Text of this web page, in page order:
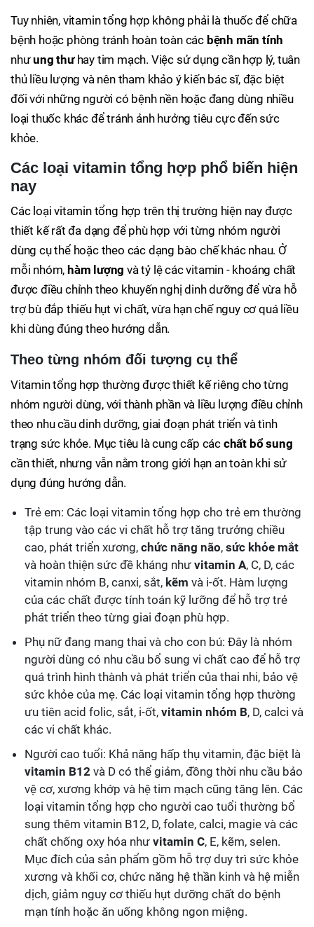
Tuy nhiên, vitamin tổng hợp không phải là thuốc để chữa
bệnh hoặc phòng tránh hoàn toàn các bệnh mãn tính
nhưung thưhay tim mạch. Việc sử dụng cần hợp lý, tuân
thủ liều lượng và nên tham khảo ý kiến bác sĩ, đặc biệt
đối với những người có bệnh nền hoặc đang dùng nhiều
loại thuốc khác để tránh ảnh hưởng tiêu cực đến sức
khỏe.
Các loại vitamin tổng hợp phổ biến hiện
nay
Các loại vitamin tổng hợp trên thị trường hiện nay được
thiết kế rất đa dạng để phù hợp với từng nhóm người
dùng cụ thể hoặc theo các dạng bào chế khác nhau. Ở
mỗi nhóm, hàm lượng và tỷ lệ các vitamin - khoáng chất
được điều chỉnh theo khuyến nghị dinh dưỡng để vừa hỗ
trợ bù đắp thiếu hụt vi chất, vừa hạn chế nguy cơ quá liều
khi dùng đúng theo hướng dẫn.
Theo từng nhóm đối tượng cụ thể
Vitamin tổng hợp thường được thiết kế riêng cho từng
nhóm người dùng, với thành phần và liều lượng điều chỉnh
theo nhu cầu dinh dưỡng, giai đoạn phát triển và tình
trạng sức khỏe. Mục tiêu là cung cấp các chất bổ sung
cần thiết, nhưng vẫn nằm trong giới hạn an toàn khi sử
dụng đúng hướng dẫn.
Trẻ em: Các loại vitamin tổng hợp cho trẻ em thường
tập trung vào các vi chất hỗ trợ tăng trưởng chiều
cao, phát triển xương, chức năng não, sức khỏe mắt
và hoàn thiện sức đề kháng như vitamin A, C, D, các
vitamin nhóm B, canxi, sắt, kẽm và i-ốt. Hàm lượng
của các chất được tính toán kỹ lưỡng để hỗ trợ trẻ
phát triển theo từng giai đoạn phù hợp.
Phụ nữ đang mang thai và cho con bú: Đây là nhóm
người dùng có nhu cầu bổ sung vi chất cao để hỗ trợ
quá trình hình thành và phát triển của thai nhi, bảo vệ
sức khỏe của mẹ. Các loại vitamin tổng hợp thường
ưu tiên acid folic, sắt, i-ốt, vitamin nhóm B, D, calci và
các vi chất khác.
Người cao tuổi: Khả năng hấp thụ vitamin, đặc biệt là
vitamin B12 và D có thể giảm, đồng thời nhu cầu bảo
vệ cơ, xương khớp và hệ tim mạch cũng tăng lên. Các
loại vitamin tổng hợp cho người cao tuổi thường bổ
sung thêm vitamin B12, D, folate, calci, magie và các
chất chống oxy hóa như vitamin C, E, kẽm, selen.
Mục đích của sản phẩm gồm hỗ trợ duy trì sức khỏe
xương và khối cơ, chức năng hệ thần kinh và hệ miễn
dịch, giảm nguy cơ thiếu hụt dưỡng chất do bệnh
mạn tính hoặc ăn uống không ngon miệng.